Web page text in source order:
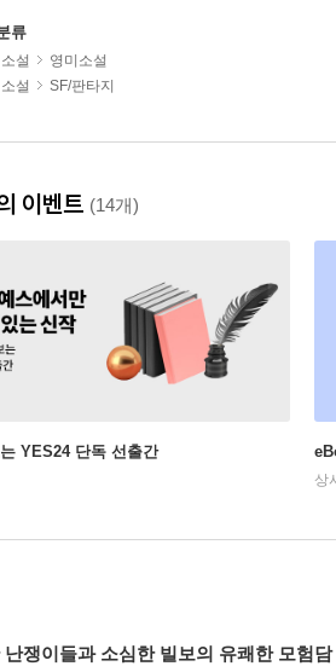
류
소설
영미소설
소설 SF/판타지
이벤트 (14개)
YES24 단독 선출간
상
난쟁이들과 소심한 빌보의 유쾌한 모험담